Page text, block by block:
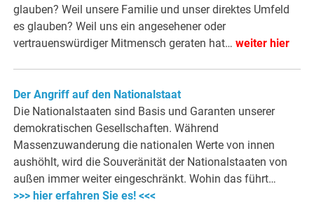
glauben? Weil unsere Familie und unser direktes Umfeld
es glauben? Weil uns ein angesehener oder
vertrauenswürdiger Mitmensch geraten hat…weiter hier
Der Angriff auf den Nationalstaat
Die Nationalstaaten sind Basis und Garanten unserer
demokratischen Gesellschaften. Während
Massenzuwanderung die nationalen Werte von innen
aushöhlt, wird die Souveränität der Nationalstaaten von
außen immer weiter eingeschränkt. Wohin das führt…
>>> hier erfahren Sie es! <<<